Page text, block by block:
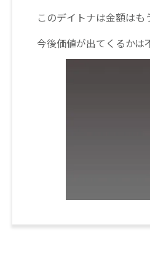
このデイトナは金額はも
今後価値が出てくるかは